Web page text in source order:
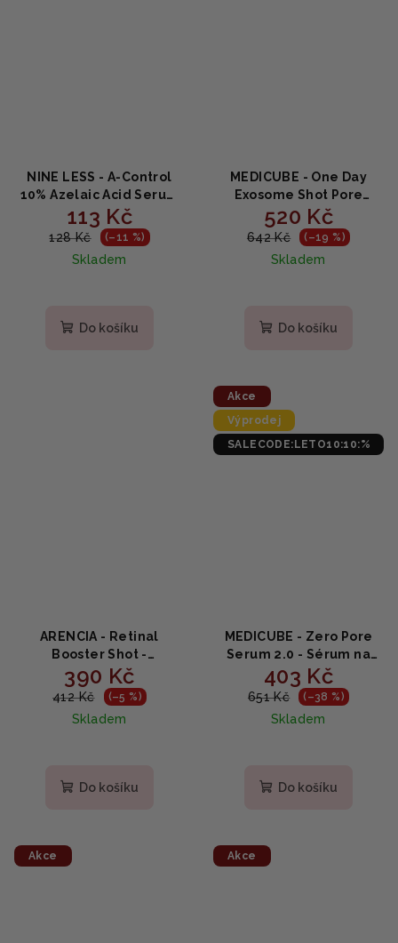
NINE LESS - A‑Control
10% Azelaic Acid Serum
Mini - Sérum s kyselinou
azelaovou 12ml
113 Kč
128 Kč (–11 %)
Skladem
Do košíku
MEDICUBE - One Day
Exosome Shot Pore
Ampoule 2000 -
Obnovující sérum s
mikrojehličkami 30ml
520 Kč
642 Kč (–19 %)
Skladem
Do košíku
ARENCIA - Retinal
Booster Shot -
Vyhlazující sérum s
retinalem a peptidy 30ml
390 Kč
412 Kč (–5 %)
Skladem
Do košíku
Akce
Výprodej
SALECODE:LETO10:10:%
MEDICUBE - Zero Pore
Serum 2.0 - Sérum na
stahování pórů s
niacinamidem 37ml
403 Kč
651 Kč (–38 %)
Skladem
Do košíku
Akce Akce